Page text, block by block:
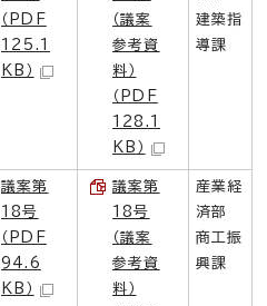
（PDF
125.1
KB）
（議案
参考資
料）
（PDF
128.1
KB）
建築指
導課
議案第
18号
（PDF
94.6
KB）
議案第
18号
（議案
参考資
料）
産業経
済部
商工振
興課